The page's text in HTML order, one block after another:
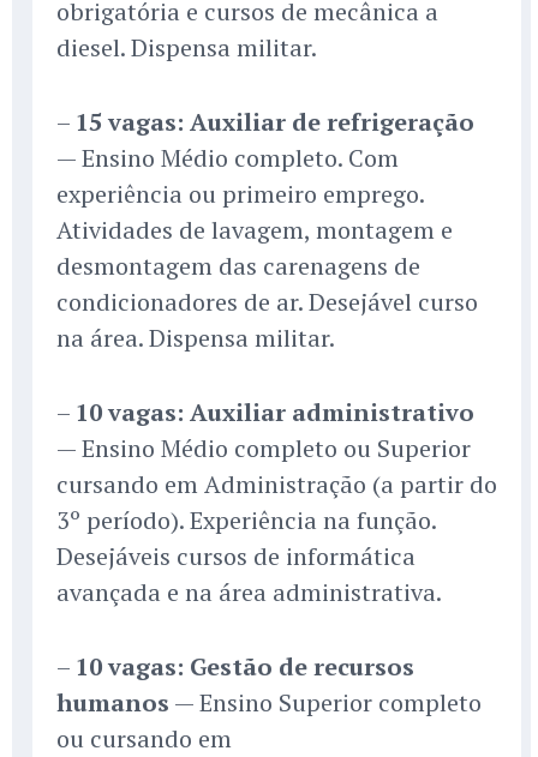
obrigatória e cursos de mecânica a
diesel. Dispensa militar.
– 15 vagas: Auxiliar de refrigeração
— Ensino Médio completo. Com
experiência ou primeiro emprego.
Atividades de lavagem, montagem e
desmontagem das carenagens de
condicionadores de ar. Desejável curso
na área. Dispensa militar.
– 10 vagas: Auxiliar administrativo
— Ensino Médio completo ou Superior
cursando em Administração (a partir do
3º período). Experiência na função.
Desejáveis cursos de informática
avançada e na área administrativa.
– 10 vagas: Gestão de recursos
humanos — Ensino Superior completo
ou cursando em